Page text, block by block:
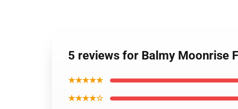
5 reviews for Balmy Moonrise
★★★★★
★★★★☆